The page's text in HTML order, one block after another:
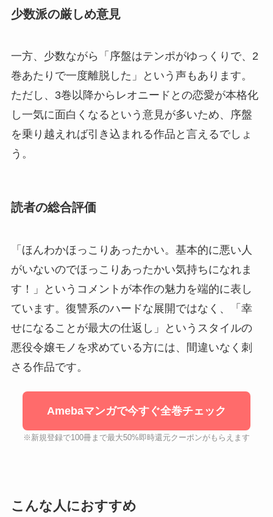
少数派の厳しめ意見
一方、少数ながら「序盤はテンポがゆっくりで、2
巻あたりで一度離脱した」という声もあります。
ただし、3巻以降からレオニードとの恋愛が本格化
し一気に面白くなるという意見が多いため、序盤
を乗り越えれば引き込まれる作品と言えるでしょ
う。
読者の総合評価
「ほんわかほっこりあったかい。基本的に悪い人
がいないのでほっこりあったかい気持ちになれま
す！」というコメントが本作の魅力を端的に表し
ています。復讐系のハードな展開ではなく、「幸
せになることが最大の仕返し」というスタイルの
悪役令嬢モノを求めている方には、間違いなく刺
さる作品です。
Amebaマンガで今すぐ全巻チェック
※新規登録で100冊まで最大50%即時還元クーポンがもらえます
こんな人におすすめ